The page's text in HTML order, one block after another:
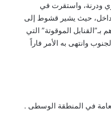
ودرنة، واستقرت في
حيث يشير قشوط إلى
الموقوتة” التي
وانتهى به الأمر فاراً
في المنطقة الوسطى .